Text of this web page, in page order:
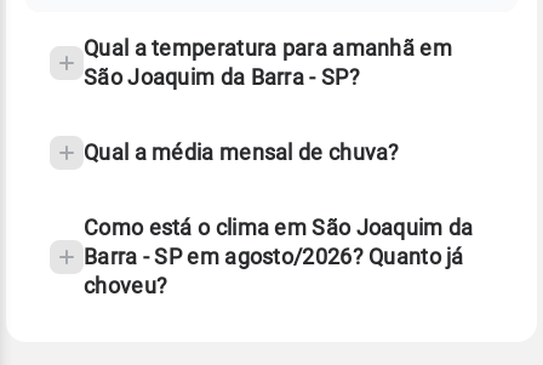
Qual a temperatura para amanhã em
São Joaquim da Barra - SP?
Qual a média mensal de chuva?
Como está o clima em São Joaquim da
Barra - SP em agosto/2026? Quanto já
choveu?